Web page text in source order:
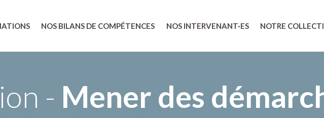
NOS BILANS DE COMPÉTENCES NOS INTERVENANT·ES NOTRE
- Mener des